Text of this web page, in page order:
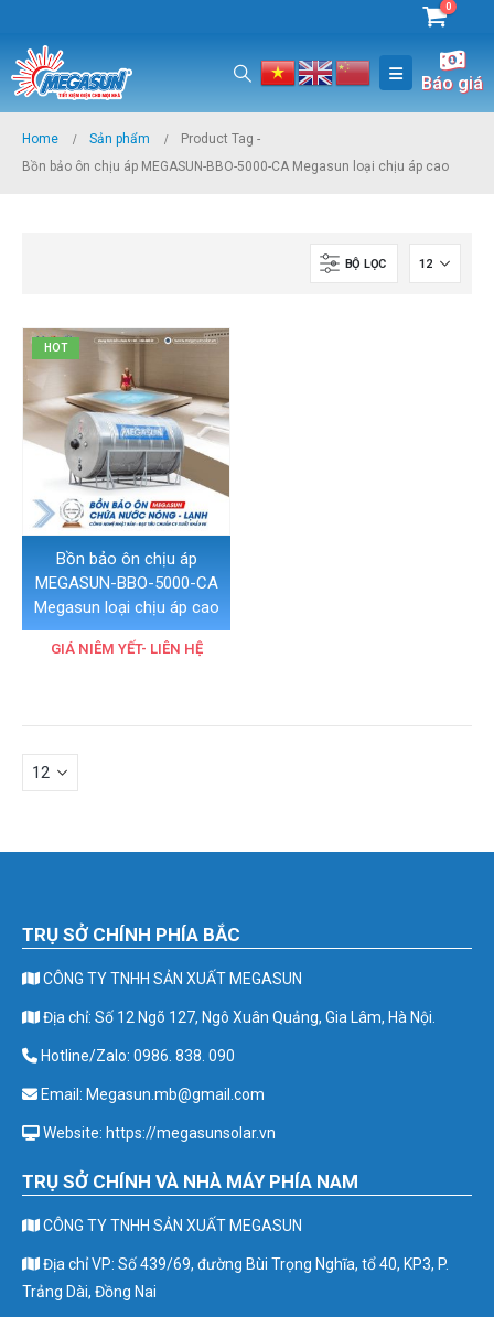
0
Báo giá
Home Sản phẩm
Product Tag -
Bồn bảo ôn chịu áp MEGASUN-BBO-5000-CA Megasun loại chịu áp cao
BỘ LỌC
HOT
Bồn bảo ôn chịu áp
MEGASUN-BBO-5000-CA
Megasun loại chịu áp cao
GIÁ NIÊM YẾT- LIÊN HỆ
TRỤ SỞ CHÍNH PHÍA BẮC
CÔNG TY TNHH SẢN XUẤT MEGASUN
Địa chỉ: Số 12 Ngõ 127, Ngô Xuân Quảng, Gia Lâm, Hà Nội.
Hotline/Zalo: 0986. 838. 090
Email: Megasun.mb@gmail.com
Website: https://megasunsolar.vn
TRỤ SỞ CHÍNH VÀ NHÀ MÁY PHÍA NAM
CÔNG TY TNHH SẢN XUẤT MEGASUN
Địa chỉ VP: Số 439/69, đường Bùi Trọng Nghĩa, tổ 40, KP3, P.
Trảng Dài, Đồng Nai